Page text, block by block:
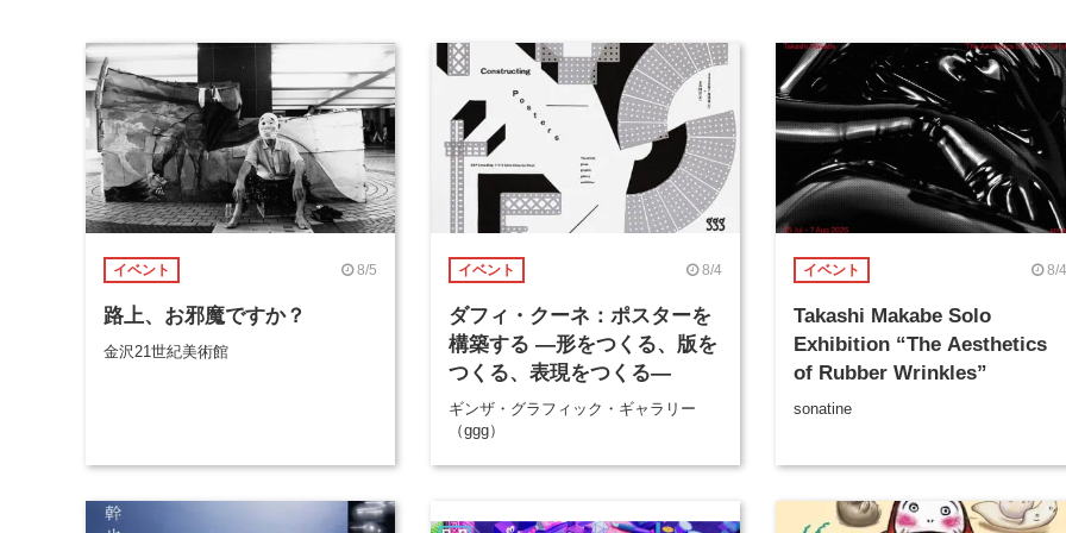
イベント 8/5
路上、お邪魔ですか？
金沢21世紀美術館
イベント 8/4
ダフィ・クーネ：ポスターを
構築する ―形をつくる、版を
つくる、表現をつくる―
ギンザ・グラフィック・ギャラリー
（ggg）
イベント 8/4
Takashi Makabe Solo
Exhibition “The Aesthetics
of Rubber Wrinkles”
sonatine